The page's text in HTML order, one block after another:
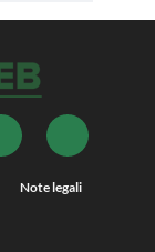
Note legali